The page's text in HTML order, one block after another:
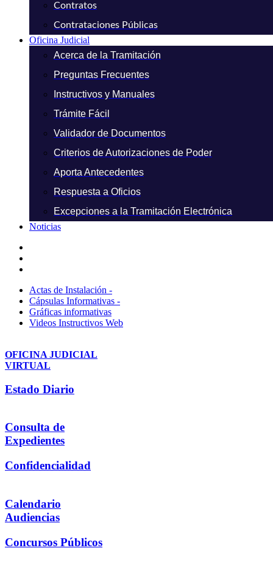
Contratos
Contrataciones Públicas
Oficina Judicial
Acerca de la Tramitación
Preguntas Frecuentes
Instructivos y Manuales
Trámite Fácil
Validador de Documentos
Criterios de Autorizaciones de Poder
Aporta Antecedentes
Respuesta a Oficios
Excepciones a la Tramitación Electrónica
Noticias
Actas de Instalación -
Cápsulas Informativas -
Gráficas informativas
Videos Instructivos Web
OFICINA JUDICIAL
VIRTUAL
Estado Diario
Consulta de
Expedientes
Confidencialidad
Calendario
Audiencias
Concursos Públicos